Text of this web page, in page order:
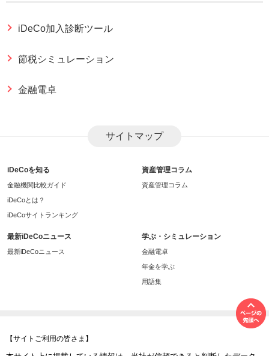
iDeCo加入診断ツール
節税シミュレーション
金融電卓
サイトマップ
iDeCoを知る
金融機関比較ガイド
iDeCoとは？
iDeCoサイトランキング
資産管理コラム
資産管理コラム
最新iDeCoニュース
最新iDeCoニュース
学ぶ・シミュレーション
金融電卓
年金を学ぶ
用語集
【サイトご利用の皆さま】